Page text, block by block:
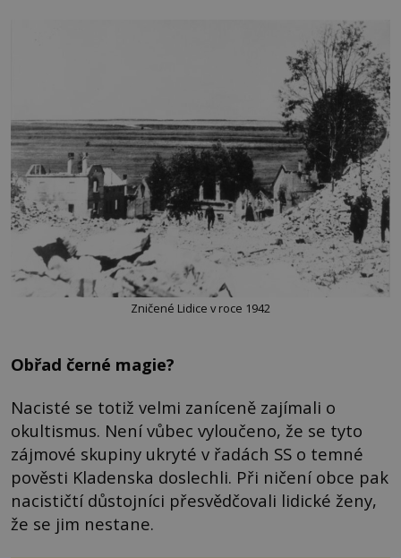
Zničené Lidice v roce 1942
Obřad černé magie?
Nacisté se totiž velmi zaníceně zajímali o
okultismus. Není vůbec vyloučeno, že se tyto
zájmové skupiny ukryté v řadách SS o temné
pověsti Kladenska doslechli. Při ničení obce pak
nacističtí důstojníci přesvědčovali lidické ženy,
že se jim nestane.